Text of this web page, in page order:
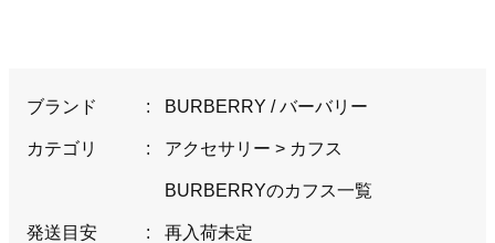
ブランド : BURBERRY / バーバリー
カテゴリ : アクセサリー > カフス
BURBERRYのカフス一覧
発送目安 : 再入荷未定